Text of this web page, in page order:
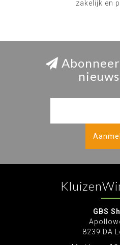
zakelijk en
GBS
8239 DA